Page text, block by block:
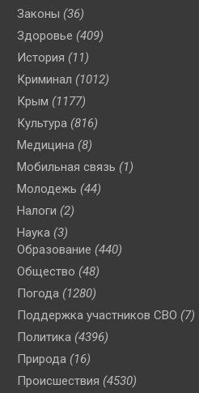
Законы (36)
Здоровье (409)
История (11)
Криминал (1012)
Крым (1177)
Культура (816)
Медицина (8)
Мобильная связь (1)
Молодежь (44)
Налоги (2)
Наука (3)
Образование (440)
Общество (48)
Погода (1280)
Поддержка участников СВО (7)
Политика (4396)
Природа (16)
Происшествия (4530)